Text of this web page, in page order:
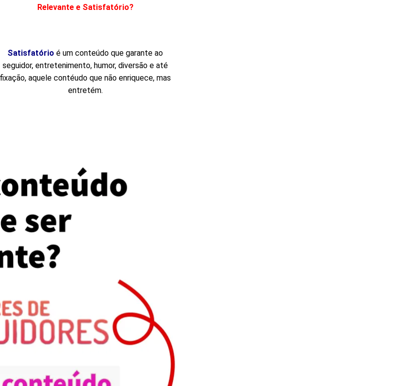
Relevante e Satisfatório?
Satisfatórioé um conteúdo que garante ao
seguidor, entretenimento, humor, diversão e até
fixação, aquele contéudo que não enriquece, mas
entretém.